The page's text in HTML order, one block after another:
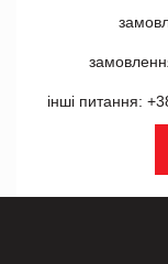
інші питання: